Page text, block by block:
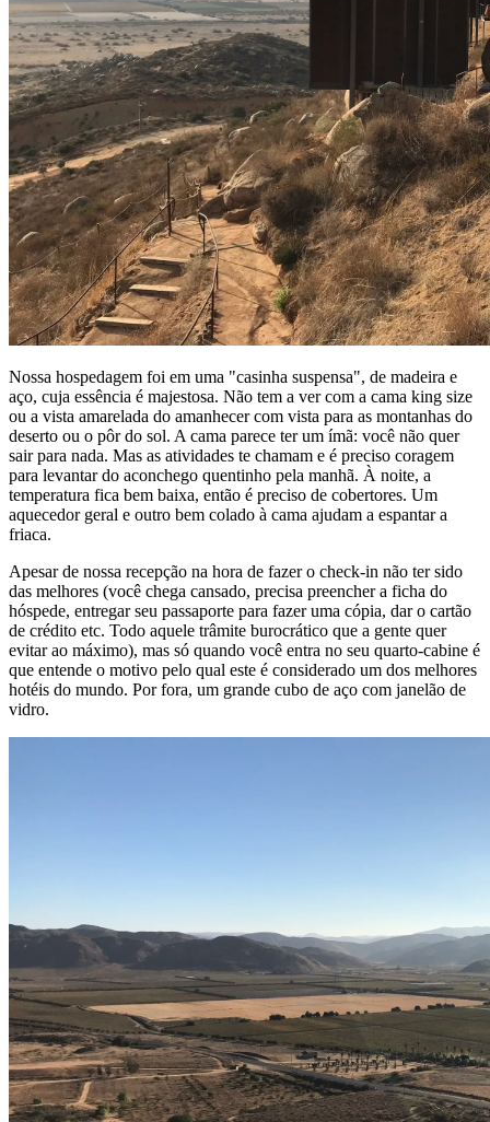
Nossa hospedagem foi em uma "casinha suspensa", de madeira e
aço, cuja essência é majestosa. Não tem a ver com a cama king size
ou a vista amarelada do amanhecer com vista para as montanhas do
deserto ou o pôr do sol. A cama parece ter um ímã: você não quer
sair para nada. Mas as atividades te chamam e é preciso coragem
para levantar do aconchego quentinho pela manhã. À noite, a
temperatura fica bem baixa, então é preciso de cobertores. Um
aquecedor geral e outro bem colado à cama ajudam a espantar a
friaca.
Apesar de nossa recepção na hora de fazer o check-in não ter sido
das melhores (você chega cansado, precisa preencher a ficha do
hóspede, entregar seu passaporte para fazer uma cópia, dar o cartão
de crédito etc. Todo aquele trâmite burocrático que a gente quer
evitar ao máximo), mas só quando você entra no seu quarto-cabine é
que entende o motivo pelo qual este é considerado um dos melhores
hotéis do mundo. Por fora, um grande cubo de aço com janelão de
vidro.